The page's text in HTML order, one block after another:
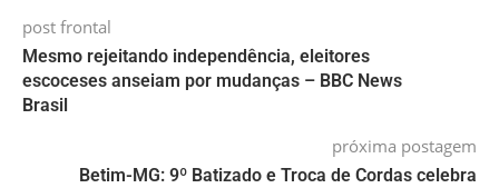
post frontal
Mesmo rejeitando independência, eleitores
escoceses anseiam por mudanças – BBC News
Brasil
próxima postagem
Betim-MG: 9º Batizado e Troca de Cordas celebra